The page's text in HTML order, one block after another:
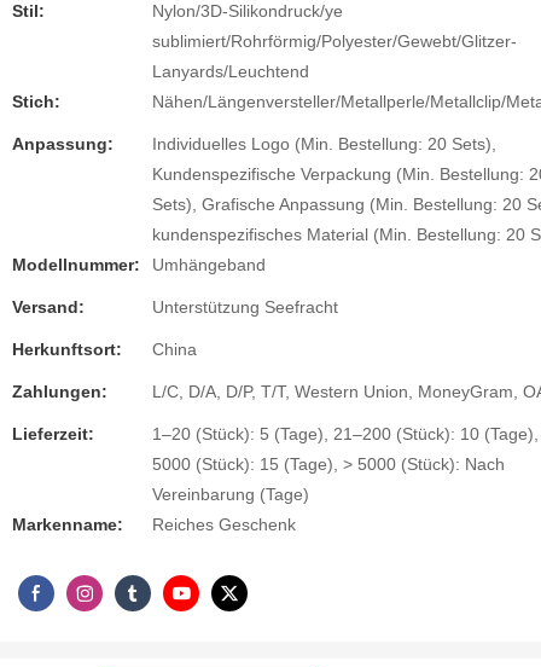
Stil:
Nylon/3D-Silikondruck/ye
sublimiert/Rohrförmig/Polyester/Gewebt/Glitzer-
Lanyards/Leuchtend
Stich:
Nähen/Längenversteller/Metallperle/Metallclip/
Anpassung:
Individuelles Logo (Min. Bestellung: 20 Sets),
Kundenspezifische Verpackung (Min. Bestellung:
Sets), Grafische Anpassung (Min. Bestellung: 20
kundenspezifisches Material (Min. Bestellung: 20
Modellnummer:
Umhängeband
Versand: Unterstützung Seefracht
Herkunftsort: China
Zahlungen: L/C, D/A, D/P, T/T, Western Union, MoneyGram,
Lieferzeit:
1–20 (Stück): 5 (Tage), 21–200 (Stück): 10
5000 (Stück): 15 (Tage), > 5000 (Stück): Nach
Vereinbarung (Tage)
Markenname:
Reiches Geschenk